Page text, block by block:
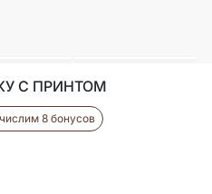
С ПРИНТОМ
8 бонусов